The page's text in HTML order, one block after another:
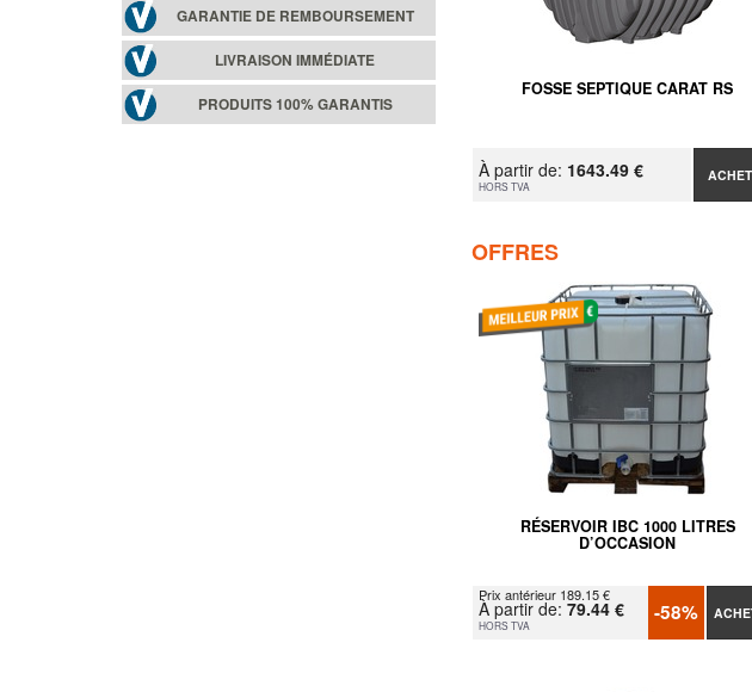
GARANTIE DE REMBOURSEMENT
LIVRAISON IMMÉDIATE
PRODUITS 100% GARANTIS
FOSSE SEPTIQUE CARAT RS
À partir de: 1643.49 €
HORS TVA
OFFRES
RÉSERVOIR IBC 1000 LITRES
D’OCCASION
Prix antérieur 189.15 €
À partir de:79.44 €
HORS TVA -58%